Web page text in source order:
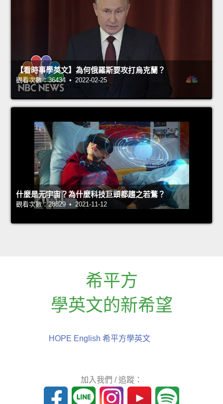
【看時事學英文】為何俄羅斯要攻打烏克蘭？
觀看次數：36434 • 2022-02-25
什麼是元宇宙？為什麼科技巨頭都趨之若鶩？
觀看次數：28829 • 2021-11-12
希平方
學英文的新希望
HOPE English 希平方學英文
加入我們 / 追蹤：